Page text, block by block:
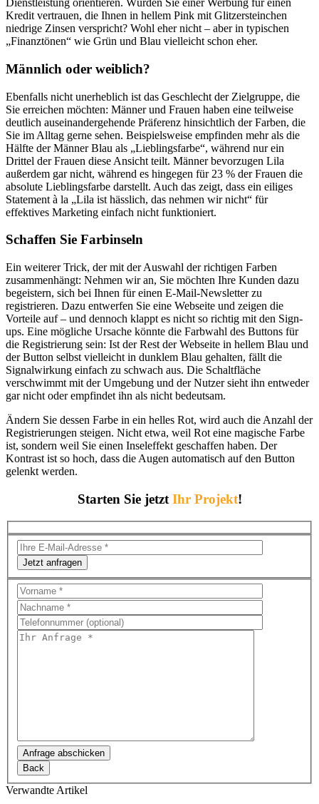
Dienstleistung orientieren. Würden Sie einer Werbung für einen
Kredit vertrauen, die Ihnen in hellem Pink mit Glitzersteinchen
niedrige Zinsen verspricht? Wohl eher nicht – aber in typischen
„Finanztönen“ wie Grün und Blau vielleicht schon eher.
Männlich oder weiblich?
Ebenfalls nicht unerheblich ist das Geschlecht der Zielgruppe, die
Sie erreichen möchten: Männer und Frauen haben eine teilweise
deutlich auseinandergehende Präferenz hinsichtlich der Farben, die
Sie im Alltag gerne sehen. Beispielsweise empfinden mehr als die
Hälfte der Männer Blau als „Lieblingsfarbe“, während nur ein
Drittel der Frauen diese Ansicht teilt. Männer bevorzugen Lila
außerdem gar nicht, während es hingegen für 23 % der Frauen die
absolute Lieblingsfarbe darstellt. Auch das zeigt, dass ein eiliges
Statement à la „Lila ist hässlich, das nehmen wir nicht“ für
effektives Marketing einfach nicht funktioniert.
Schaffen Sie Farbinseln
Ein weiterer Trick, der mit der Auswahl der richtigen Farben
zusammenhängt: Nehmen wir an, Sie möchten Ihre Kunden dazu
begeistern, sich bei Ihnen für einen E-Mail-Newsletter zu
registrieren. Dazu entwerfen Sie eine Webseite und zeigen die
Vorteile auf – und dennoch klappt es nicht so richtig mit den Sign-
ups. Eine mögliche Ursache könnte die Farbwahl des Buttons für
die Registrierung sein: Ist der Rest der Webseite in hellem Blau und
der Button selbst vielleicht in dunklem Blau gehalten, fällt die
Signalwirkung einfach zu schwach aus. Die Schaltfläche
verschwimmt mit der Umgebung und der Nutzer sieht ihn entweder
gar nicht oder empfindet ihn als nicht bedeutsam.
Ändern Sie dessen Farbe in ein helles Rot, wird auch die Anzahl der
Registrierungen steigen. Nicht etwa, weil Rot eine magische Farbe
ist, sondern weil Sie einen Inseleffekt geschaffen haben. Der
Kontrast ist so hoch, dass die Augen automatisch auf den Button
gelenkt werden.
Starten Sie jetzt Ihr Projekt!
Jetzt anfragen
Bitte
lasse
dieses
Feld
Bitte
lasse
dieses
Feld
Verwandte Artikel